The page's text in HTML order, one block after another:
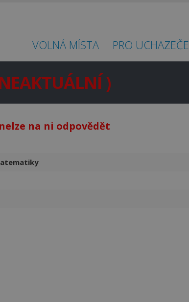
VOLNÁ MÍSTA PRO UCHAZEČE
)
na ni odpovědět
Hledáte práci
Beroun a okolí?